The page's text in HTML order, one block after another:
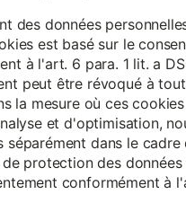
des données
est basé sur le
à l'art. 6 para. 1 lit. a
peut être révoqué à
la mesure où ces
et d'optimisation,
séparément dans le cadre
protection des
conformément à